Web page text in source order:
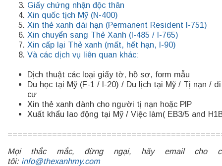
Giấy chứng nhận độc thân
Xin quốc tịch Mỹ (N-400)
Xin thẻ xanh dài hạn (Permanent Resident I-751)
Xin chuyển sang Thẻ Xanh (I-485 / I-765)
Xin cấp lại Thẻ xanh (mất, hết hạn, I-90)
Và các dịch vụ liên quan khác:
Dịch thuật các loại giấy tờ, hồ sơ, form mẫu
Du học tại Mỹ (F-1 / I-20) / Du lịch tại Mỹ / Tị nạn / di
cư
Xin thẻ xanh dành cho người tị nạn hoặc PIP
Xuất khẩu lao động tại Mỹ / Việc làm( EB3/5 and
Mọi thắc mắc, đừng ngại, hãy email cho
tôi: info@thexanhmy.com